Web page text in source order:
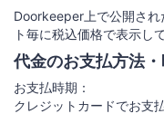
Doorkeeper上で公開され
ト毎に税込価格で表示し
代金のお支払方法
お支払時期：
クレジットカードでお支